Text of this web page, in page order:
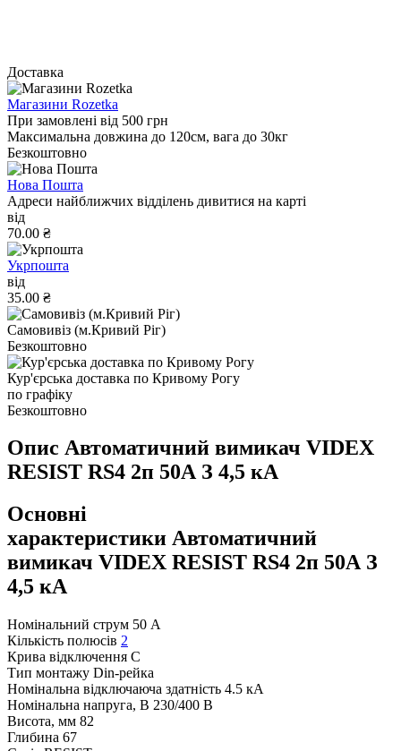
Доставка
Магазини Rozetka
При замовлені від 500 грн
Максимальна довжина до 120см, вага до 30кг
Безкоштовно
Нова Пошта
Адреси найближчих відділень дивитися на карті
від
70.00 ₴
Укрпошта
від
35.00 ₴
Самовивіз (м.Кривий Ріг)
Безкоштовно
Кур'єрська доставка по Кривому Рогу
по графіку
Безкоштовно
Опис Автоматичний вимикач VIDEX
RESIST RS4 2п 50А З 4,5 кА
Основні
характеристики Автоматичний
вимикач VIDEX RESIST RS4 2п 50А З
4,5 кА
Номінальний струм 50 А
Кількість полюсів 2
Крива відключення C
Тип монтажу Din-рейка
Номінальна відключаюча здатність 4.5 кА
Номінальна напруга, В 230/400 В
Висота, мм 82
Глибина 67